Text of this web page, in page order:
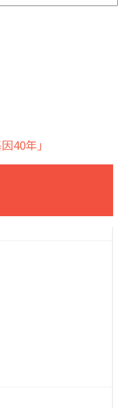
40年」